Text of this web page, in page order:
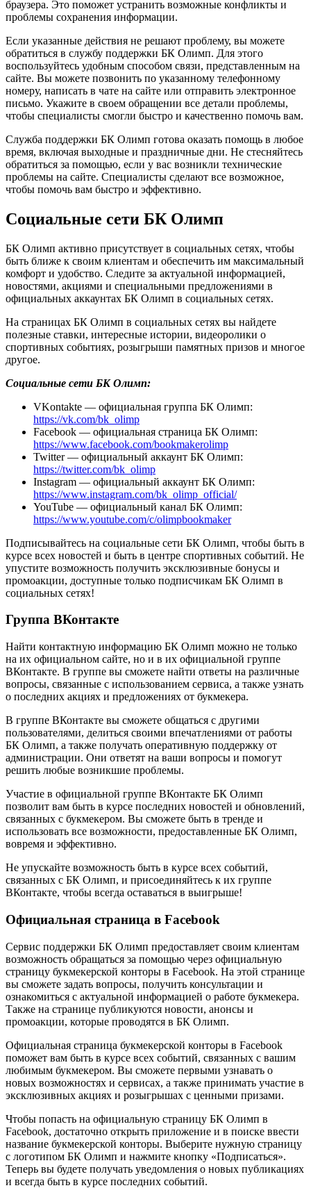
браузера. Это поможет устранить возможные конфликты и
проблемы сохранения информации.
Если указанные действия не решают проблему, вы можете
обратиться в службу поддержки БК Олимп. Для этого
воспользуйтесь удобным способом связи, представленным на
сайте. Вы можете позвонить по указанному телефонному
номеру, написать в чате на сайте или отправить электронное
письмо. Укажите в своем обращении все детали проблемы,
чтобы специалисты смогли быстро и качественно помочь вам.
Служба поддержки БК Олимп готова оказать помощь в любое
время, включая выходные и праздничные дни. Не стесняйтесь
обратиться за помощью, если у вас возникли технические
проблемы на сайте. Специалисты сделают все возможное,
чтобы помочь вам быстро и эффективно.
Социальные сети БК Олимп
БК Олимп активно присутствует в социальных сетях, чтобы
быть ближе к своим клиентам и обеспечить им максимальный
комфорт и удобство. Следите за актуальной информацией,
новостями, акциями и специальными предложениями в
официальных аккаунтах БК Олимп в социальных сетях.
На страницах БК Олимп в социальных сетях вы найдете
полезные ставки, интересные истории, видеоролики о
спортивных событиях, розыгрыши памятных призов и многое
другое.
Социальные сети БК Олимп:
VKontakte — официальная группа БК Олимп:
https://vk.com/bk_olimp
Facebook — официальная страница БК Олимп:
https://www.facebook.com/bookmakerolimp
Twitter — официальный аккаунт БК Олимп:
https://twitter.com/bk_olimp
Instagram — официальный аккаунт БК Олимп:
https://www.instagram.com/bk_olimp_official/
YouTube — официальный канал БК Олимп:
https://www.youtube.com/c/olimpbookmaker
Подписывайтесь на социальные сети БК Олимп, чтобы быть в
курсе всех новостей и быть в центре спортивных событий. Не
упустите возможность получить эксклюзивные бонусы и
промоакции, доступные только подписчикам БК Олимп в
социальных сетях!
Группа ВКонтакте
Найти контактную информацию БК Олимп можно не только
на их официальном сайте, но и в их официальной группе
ВКонтакте. В группе вы сможете найти ответы на различные
вопросы, связанные с использованием сервиса, а также узнать
о последних акциях и предложениях от букмекера.
В группе ВКонтакте вы сможете общаться с другими
пользователями, делиться своими впечатлениями от работы
БК Олимп, а также получать оперативную поддержку от
администрации. Они ответят на ваши вопросы и помогут
решить любые возникшие проблемы.
Участие в официальной группе ВКонтакте БК Олимп
позволит вам быть в курсе последних новостей и обновлений,
связанных с букмекером. Вы сможете быть в тренде и
использовать все возможности, предоставленные БК Олимп,
вовремя и эффективно.
Не упускайте возможность быть в курсе всех событий,
связанных с БК Олимп, и присоединяйтесь к их группе
ВКонтакте, чтобы всегда оставаться в выигрыше!
Официальная страница в Facebook
Сервис поддержки БК Олимп предоставляет своим клиентам
возможность обращаться за помощью через официальную
страницу букмекерской конторы в Facebook. На этой странице
вы сможете задать вопросы, получить консультации и
ознакомиться с актуальной информацией о работе букмекера.
Также на странице публикуются новости, анонсы и
промоакции, которые проводятся в БК Олимп.
Официальная страница букмекерской конторы в Facebook
поможет вам быть в курсе всех событий, связанных с вашим
любимым букмекером. Вы сможете первыми узнавать о
новых возможностях и сервисах, а также принимать участие в
эксклюзивных акциях и розыгрышах с ценными призами.
Чтобы попасть на официальную страницу БК Олимп в
Facebook, достаточно открыть приложение и в поиске ввести
название букмекерской конторы. Выберите нужную страницу
с логотипом БК Олимп и нажмите кнопку «Подписаться».
Теперь вы будете получать уведомления о новых публикациях
и всегда быть в курсе последних событий.